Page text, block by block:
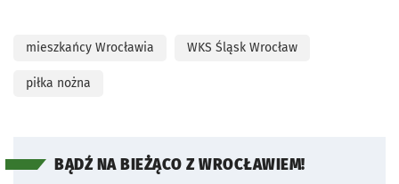
mieszkańcy Wrocławia WKS Śląsk Wrocław
piłka nożna
BĄDŹ NA BIEŻĄCO Z WROCŁAWIEM!